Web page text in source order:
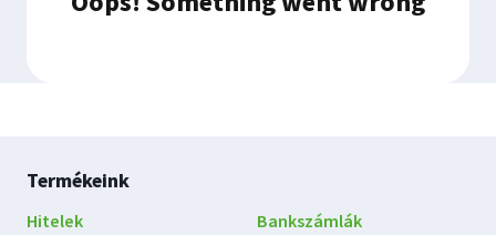
Lábléc
navigáció
Termékeink
Hitelek
Bankszámlák